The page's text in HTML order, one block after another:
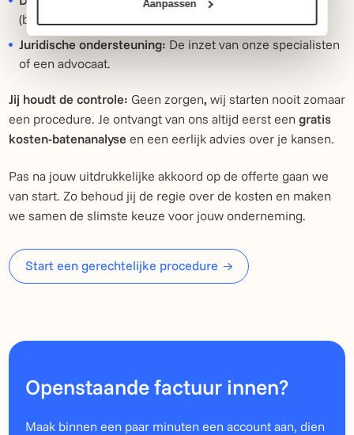
Aanpassen
(betekenen) van de dagvaarding.
Juridische ondersteuning: De inzet van onze specialisten
of een advocaat.
Jij houdt de controle: Geen zorgen, wij starten nooit zomaar
een procedure. Je ontvangt van ons altijd eerst een gratis
kosten-batenanalyse en een eerlijk advies over je kansen.
Pas na jouw uitdrukkelijke akkoord op de offerte gaan we
van start. Zo behoud jij de regie over de kosten en maken
we samen de slimste keuze voor jouw onderneming.
Start een gerechtelijke procedure
Openstaande factuur innen?
Maak binnen een paar minuten een account aan, dien